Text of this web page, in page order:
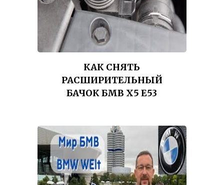
КАК СНЯТЬ
РАСШИРИТЕЛЬНЫЙ
БАЧОК БМВ Х5 Е53